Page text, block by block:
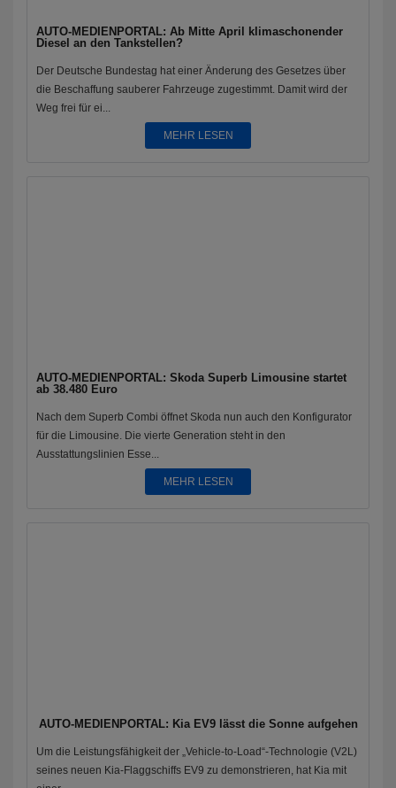
AUTO-MEDIENPORTAL: Ab Mitte April klimaschonender
Diesel an den Tankstellen?
Der Deutsche Bundestag hat einer Änderung des Gesetzes über
die Beschaffung sauberer Fahrzeuge zugestimmt. Damit wird der
Weg frei für ei...
MEHR LESEN
AUTO-MEDIENPORTAL: Skoda Superb Limousine startet
ab 38.480 Euro
Nach dem Superb Combi öffnet Skoda nun auch den Konfigurator
für die Limousine. Die vierte Generation steht in den
Ausstattungslinien Esse...
MEHR LESEN
AUTO-MEDIENPORTAL: Kia EV9 lässt die Sonne aufgehen
Um die Leistungsfähigkeit der „Vehicle-to-Load“-Technologie (V2L)
seines neuen Kia-Flaggschiffs EV9 zu demonstrieren, hat Kia mit